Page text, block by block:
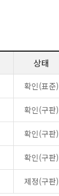
상태
확인(표준)
확인(구판)
확인(구판)
확인(구판)
제정(구판)